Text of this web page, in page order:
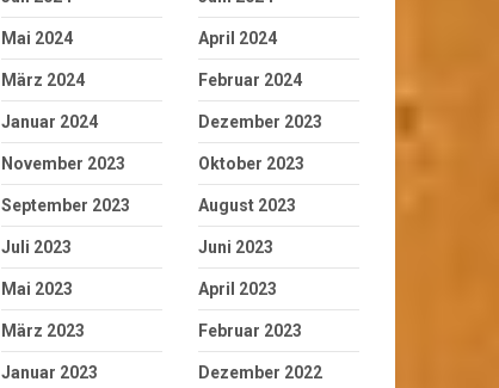
Mai 2024 April 2024
März 2024 Februar 2024
Januar 2024 Dezember 2023
November 2023 Oktober 2023
September 2023 August 2023
Juli 2023 Juni 2023
Mai 2023 April 2023
März 2023 Februar 2023
Januar 2023 Dezember 2022